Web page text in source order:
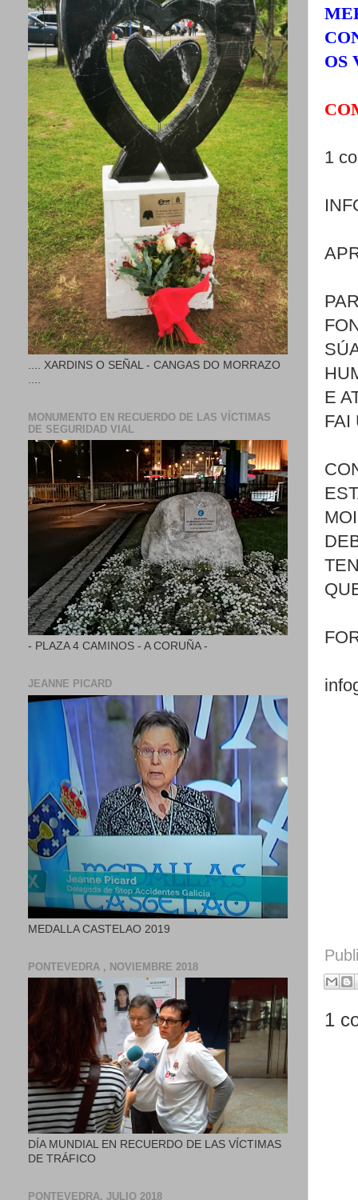
OS
1
E
FAI
1
.... XARDINS O SEÑAL - CANGAS DO MORRAZO
MONUMENTO EN RECUERDO DE LAS VÍCTIMAS
DE SEGURIDAD VIAL
- PLAZA 4 CAMINOS - A CORUÑA -
JEANNE PICARD
MEDALLA CASTELAO 2019
PONTEVEDRA , NOVIEMBRE 2018
DÍA MUNDIAL EN RECUERDO DE LAS VÍCTIMAS
DE TRÁFICO
PONTEVEDRA, JULIO 2018